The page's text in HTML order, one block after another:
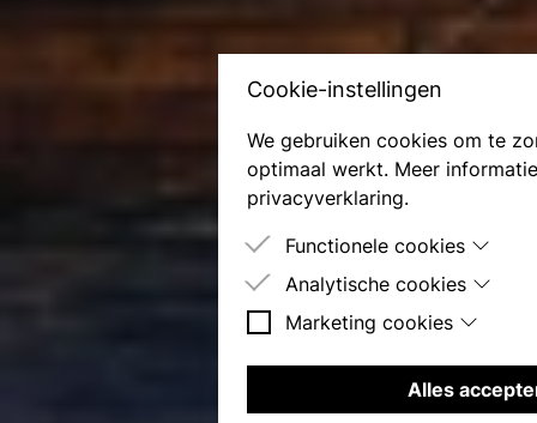
Cookie-instellingen
We gebruiken cookies om te
optimaal werkt. Meer
privacyverklaring.
Functionele cookies
Deze cookies zijn nodig om de
Analytische cookies
Deze cookies worden gebruikt
Marketing cookies
Deze cookies worden gebruikt
bezoekers op te bouwen,
van gerichte advertenties.
Alles